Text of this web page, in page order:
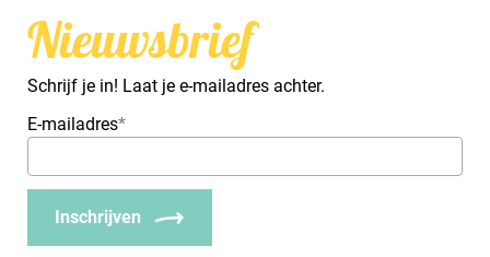
Nieuwsbrief
Schrijf je in! Laat je e-mailadres achter.
E-mailadres*
Inschrijven